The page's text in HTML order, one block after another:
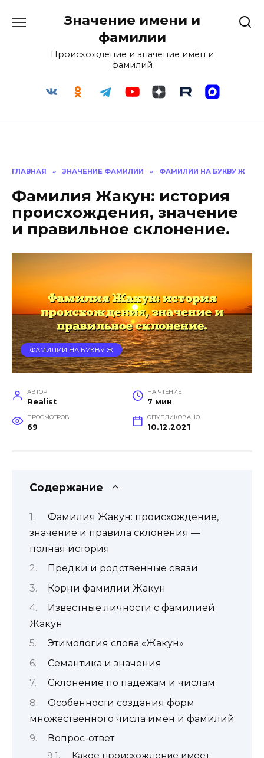
Значение имени и
фамилии
Происхождение и значение имён и
фамилий
ГЛАВНАЯ » ЗНАЧЕНИЕ ФАМИЛИИ » ФАМИЛИИ НА БУКВУ Ж
Фамилия Жакун: история
происхождения, значение
и правильное склонение.
ФАМИЛИИ НА БУКВУ Ж
АВТОР
Realist
НА ЧТЕНИЕ
7 мин
ПРОСМОТРОВ
69
ОПУБЛИКОВАНО
10.12.2021
Содержание
Фамилия Жакун: происхождение,
значение и правила склонения —
полная история
Предки и родственные связи
Корни фамилии Жакун
Известные личности с фамилией
Жакун
Этимология слова «Жакун»
Семантика и значения
Склонение по падежам и числам
Особенности создания форм
множественного числа имен и фамилий
Вопрос-ответ
Какое происхождение имеет